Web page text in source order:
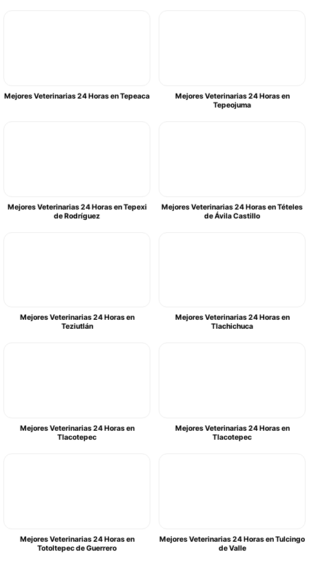
Mejores Veterinarias 24 Horas en Tepeaca
Mejores Veterinarias 24 Horas en
Tepeojuma
Mejores Veterinarias 24 Horas en Tepexi
de Rodríguez
Mejores Veterinarias 24 Horas en Tételes
de Ávila Castillo
Mejores Veterinarias 24 Horas en
Teziutlán
Mejores Veterinarias 24 Horas en
Tlachichuca
Mejores Veterinarias 24 Horas en
Tlacotepec
Mejores Veterinarias 24 Horas en
Tlacotepec
Mejores Veterinarias 24 Horas en
Totoltepec de Guerrero
Mejores Veterinarias 24 Horas en Tulcingo
de Valle